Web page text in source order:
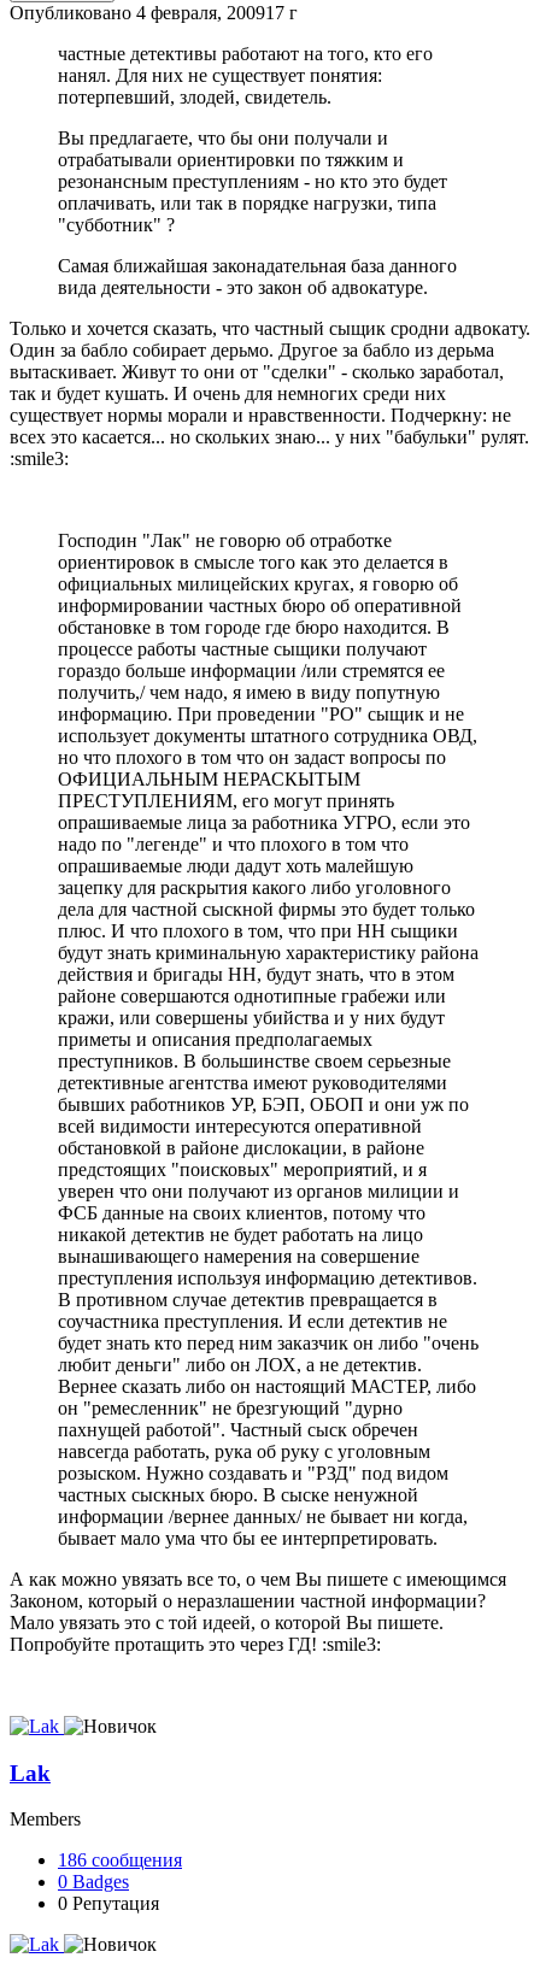
Опубликовано 4 февраля, 200917 г
частные детективы работают на того, кто его
нанял. Для них не существует понятия:
потерпевший, злодей, свидетель.
Вы предлагаете, что бы они получали и
отрабатывали ориентировки по тяжким и
резонансным преступлениям - но кто это будет
оплачивать, или так в порядке нагрузки, типа
"субботник" ?
Самая ближайшая законадательная база данного
вида деятельности - это закон об адвокатуре.
Только и хочется сказать, что частный сыщик сродни адвокату.
Один за бабло собирает дерьмо. Другое за бабло из дерьма
вытаскивает. Живут то они от "сделки" - сколько заработал,
так и будет кушать. И очень для немногих среди них
существует нормы морали и нравственности. Подчеркну: не
всех это касается... но скольких знаю... у них "бабульки" рулят.
:smile3:
Господин "Лак" не говорю об отработке
ориентировок в смысле того как это делается в
официальных милицейских кругах, я говорю об
информировании частных бюро об оперативной
обстановке в том городе где бюро находится. В
процессе работы частные сыщики получают
гораздо больше информации /или стремятся ее
получить,/ чем надо, я имею в виду попутную
информацию. При проведении "РО" сыщик и не
использует документы штатного сотрудника ОВД,
но что плохого в том что он задаст вопросы по
ОФИЦИАЛЬНЫМ НЕРАСКЫТЫМ
ПРЕСТУПЛЕНИЯМ, его могут принять
опрашиваемые лица за работника УГРО, если это
надо по "легенде" и что плохого в том что
опрашиваемые люди дадут хоть малейшую
зацепку для раскрытия какого либо уголовного
дела для частной сыскной фирмы это будет только
плюс. И что плохого в том, что при НН сыщики
будут знать криминальную характеристику района
действия и бригады НН, будут знать, что в этом
районе совершаются однотипные грабежи или
кражи, или совершены убийства и у них будут
приметы и описания предполагаемых
преступников. В большинстве своем серьезные
детективные агентства имеют руководителями
бывших работников УР, БЭП, ОБОП и они уж по
всей видимости интересуются оперативной
обстановкой в районе дислокации, в районе
предстоящих "поисковых" мероприятий, и я
уверен что они получают из органов милиции и
ФСБ данные на своих клиентов, потому что
никакой детектив не будет работать на лицо
вынашивающего намерения на совершение
преступления используя информацию детективов.
В противном случае детектив превращается в
соучастника преступления. И если детектив не
будет знать кто перед ним заказчик он либо "очень
любит деньги" либо он ЛОХ, а не детектив.
Вернее сказать либо он настоящий МАСТЕР, либо
он "ремесленник" не брезгующий "дурно
пахнущей работой". Частный сыск обречен
навсегда работать, рука об руку с уголовным
розыском. Нужно создавать и "РЗД" под видом
частных сыскных бюро. В сыске ненужной
информации /вернее данных/ не бывает ни когда,
бывает мало ума что бы ее интерпретировать.
А как можно увязать все то, о чем Вы пишете с имеющимся
Законом, который о неразлашении частной информации?
Мало увязать это с той идеей, о которой Вы пишете.
Попробуйте протащить это через ГД! :smile3:
Lak
Members
186 сообщения
0 Badges
0 Репутация